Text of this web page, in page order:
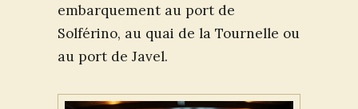
embarquement au port de
Solférino, au quai de la Tournelle ou
au port de Javel.